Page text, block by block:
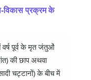
विकास प्रक्रम के
वर्ष पूर्व के मृत जंतुओं
की छाप अथवा
चट्टानों) के बीच में